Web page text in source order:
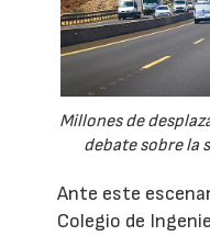
Millones de
debate sobre la
Ante este
Colegio de